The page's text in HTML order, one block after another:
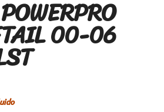
00-06